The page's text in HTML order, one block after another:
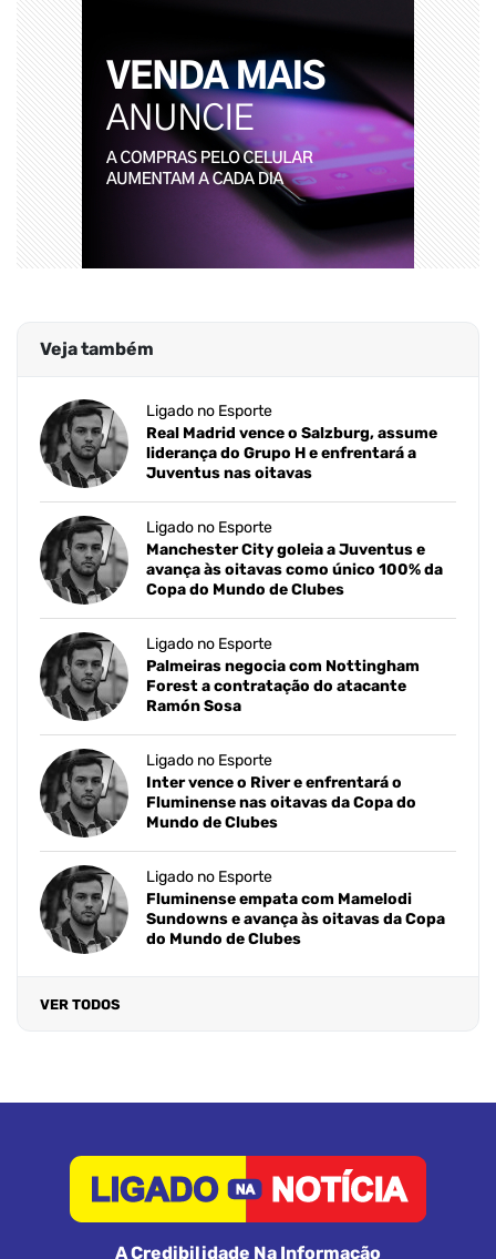
Veja também
Ligado no Esporte
Real Madrid vence o Salzburg, assume
liderança do Grupo H e enfrentará a
Juventus nas oitavas
Ligado no Esporte
Manchester City goleia a Juventus e
avança às oitavas como único 100% da
Copa do Mundo de Clubes
Ligado no Esporte
Palmeiras negocia com Nottingham
Forest a contratação do atacante
Ramón Sosa
Ligado no Esporte
Inter vence o River e enfrentará o
Fluminense nas oitavas da Copa do
Mundo de Clubes
Ligado no Esporte
Fluminense empata com Mamelodi
Sundowns e avança às oitavas da Copa
do Mundo de Clubes
VER TODOS
A Credibilidade Na Informação